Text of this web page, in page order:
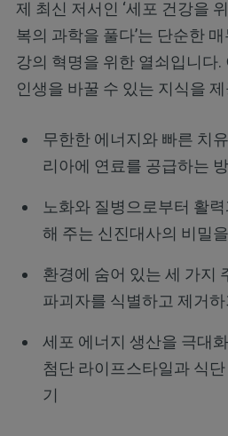
제 최신 저서인 ‘세포 건강을
복의 과학을 풀다’는 단순한
강의 혁명을 위한 열쇠입니다
인생을 바꿀 수 있는 지식을
무한한 에너지와 빠른 치
리아에 연료를 공급하는
노화와 질병으로부터 활
해 주는 신진대사의 비밀
환경에 숨어 있는 세 가지
파괴자를 식별하고 제거하
세포 에너지 생산을 극대
첨단 라이프스타일과 식
기